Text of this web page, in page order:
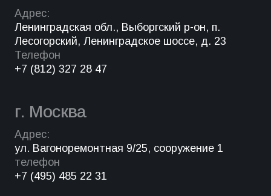
Адрес:
Ленинградская обл., Выборгский р-он, п.
Лесогорский, Ленинградское шоссе, д. 23
Телефон
+7 (812) 327 28 47
г. Москва
Адрес:
ул. Вагоноремонтная 9/25, сооружение 1
телефон
+7 (495) 485 22 31